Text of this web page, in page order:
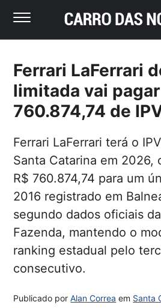
Ferrari LaFerrari
limitada vai
760.874,74 de
Ferrari LaFerrari terá o
Santa Catarina em 2026,
R$ 760.874,74 para um
2016 registrado em
segundo dados oficiais
Fazenda, mantendo o
ranking estadual pelo
consecutivo.
Publicado porAlan Correa em Santa